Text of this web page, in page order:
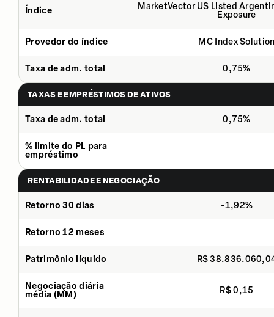
Índice
MarketVector US Listed
Exposure
Provedor do índice MC Index
Taxa de adm. total 0,75%
TAXAS E EMPRÉSTIMOS DE ATIVOS
Taxa de adm. total 0,75%
% limite do PL para
empréstimo
RENTABILIDADE E NEGOCIAÇÃO
Retorno 30 dias -1,92%
Retorno 12 meses
Patrimônio líquido R$
Negociação diária
média (MM)
R$ 0,15